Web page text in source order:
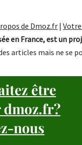
de Dmoz.fr |
en France, est un
articles mais ne se
être
dmoz.fr?
nous